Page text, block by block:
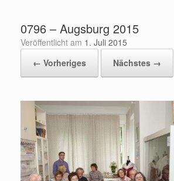
springen0796 – Augsburg 2015
Veröffentlicht am 1. Juli 2015
← Vorheriges
Nächstes →